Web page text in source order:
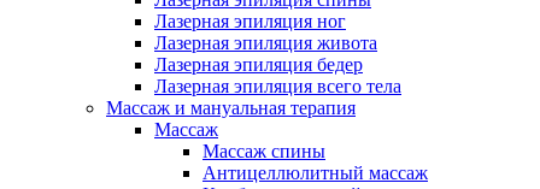
Лазерная эпиляция ног
Лазерная эпиляция живота
Лазерная эпиляция бедер
Лазерная эпиляция всего тела
Массаж и мануальная терапия
Массаж
Массаж спины
Антицеллюлитный массаж